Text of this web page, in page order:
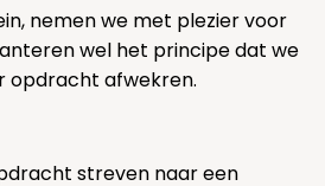
nemen we met plezier voor
wel het principe dat we
opdracht afwekren.
streven naar een